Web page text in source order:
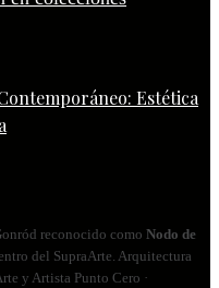
Estética
reconocido como Nodo de
del SupraArte. Arquitectura
y Artista Punto Cero ·